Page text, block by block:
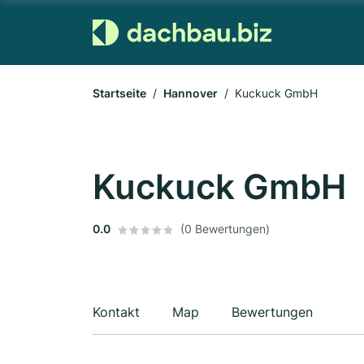
Startseite Hannover Kuckuck GmbH
Kuckuck GmbH
0.0 (0 Bewertungen)
Kontakt Map Bewertungen